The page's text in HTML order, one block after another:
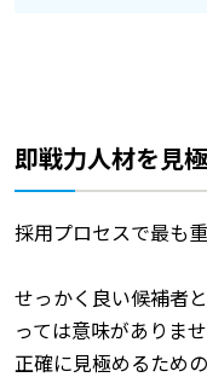
即戦力人材を見
採用プロセスで最も
せっかく良い候補者
っては意味がありま
正確に見極めるため